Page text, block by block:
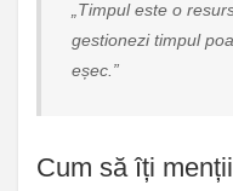
„Timpul este o
gestionezi timpul
eșec.”
Cum să îți